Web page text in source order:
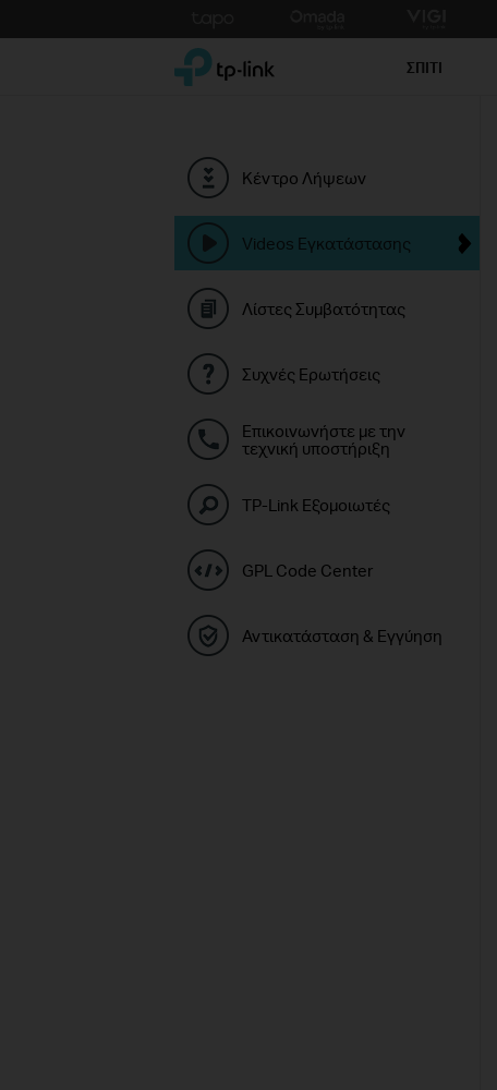
to
TP-Link, Reliably Smart ΣΠΙΤΙ
Κέντρο Λήψεων
Videos Εγκατάστασης
Λίστες Συμβατότητας
Συχνές Ερωτήσεις
Επικοινωνήστε με την
τεχνική υποστήριξη
TP-Link Εξομοιωτές
GPL Code Center
Αντικατάσταση & Εγγύηση